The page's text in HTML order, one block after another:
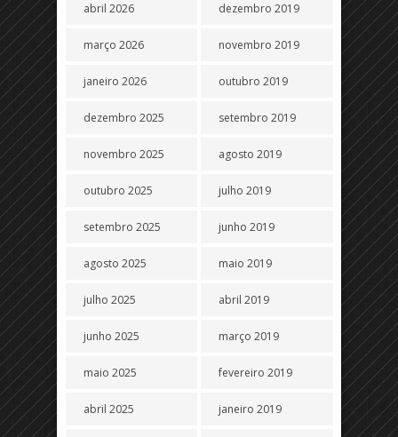
abril 2026
março 2026
janeiro 2026
dezembro 2025
novembro 2025
outubro 2025
setembro 2025
agosto 2025
julho 2025
junho 2025
maio 2025
abril 2025
dezembro 2019
novembro 2019
outubro 2019
setembro 2019
agosto 2019
julho 2019
junho 2019
maio 2019
abril 2019
março 2019
fevereiro 2019
janeiro 2019